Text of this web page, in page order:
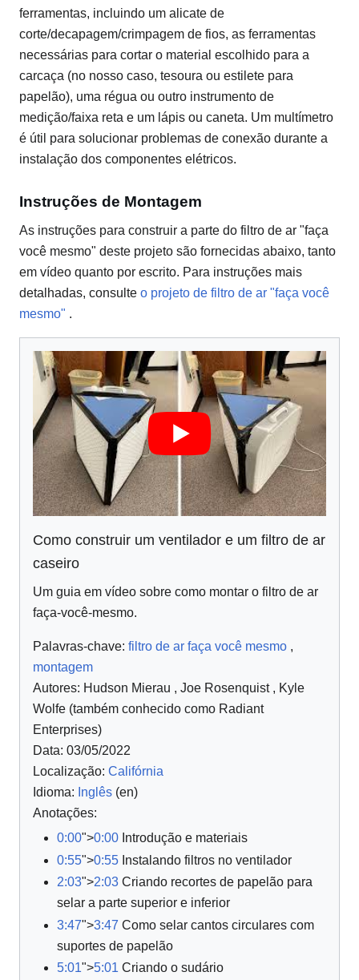
ferramentas, incluindo um alicate de
corte/decapagem/crimpagem de fios, as ferramentas
necessárias para cortar o material escolhido para a
carcaça (no nosso caso, tesoura ou estilete para
papelão), uma régua ou outro instrumento de
medição/faixa reta e um lápis ou caneta. Um multímetro
é útil para solucionar problemas de conexão durante a
instalação dos componentes elétricos.
Instruções de Montagem
As instruções para construir a parte do filtro de ar "faça
você mesmo" deste projeto são fornecidas abaixo, tanto
em vídeo quanto por escrito. Para instruções mais
detalhadas, consulte o projeto de filtro de ar "faça você
mesmo" .
Como construir um ventilador e um filtro de ar
caseiro
Um guia em vídeo sobre como montar o filtro de ar
faça-você-mesmo.
Palavras-chave: filtro de ar faça você mesmo ,
montagem
Autores: Hudson Mierau , Joe Rosenquist, Kyle
Wolfe (também conhecido como Radiant
Enterprises)
Data: 03/05/2022
Localização: Califórnia
Idioma: Inglês (en)
Anotações:
0:00">0:00 Introdução e materiais
0:55">0:55 Instalando filtros no ventilador
2:03">2:03 Criando recortes de papelão para
selar a parte superior e inferior
3:47">3:47 Como selar cantos circulares com
suportes de papelão
5:01">5:01 Criando o sudário